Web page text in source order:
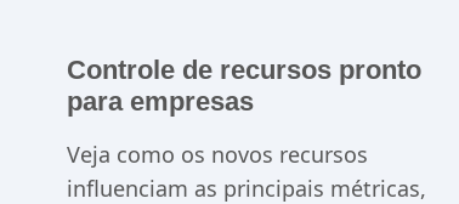
Controle de recursos pronto
para empresas
Veja como os novos recursos
influenciam as principais métricas,